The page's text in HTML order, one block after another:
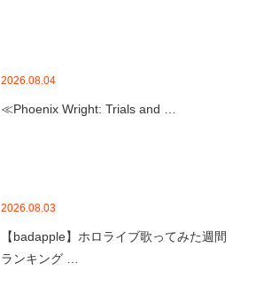
2026.08.04
≪Phoenix Wright: Trials and …
2026.08.03
【badapple】ホロライブ歌ってみた週間
ランキング …